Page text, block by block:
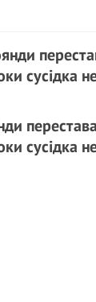
сусідка